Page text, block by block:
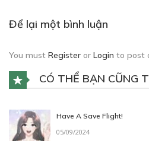
Để lại một bình luận
You must Register or Login to post
CÓ THỂ BẠN CŨNG
Have A Save Flight!
05/09/2024